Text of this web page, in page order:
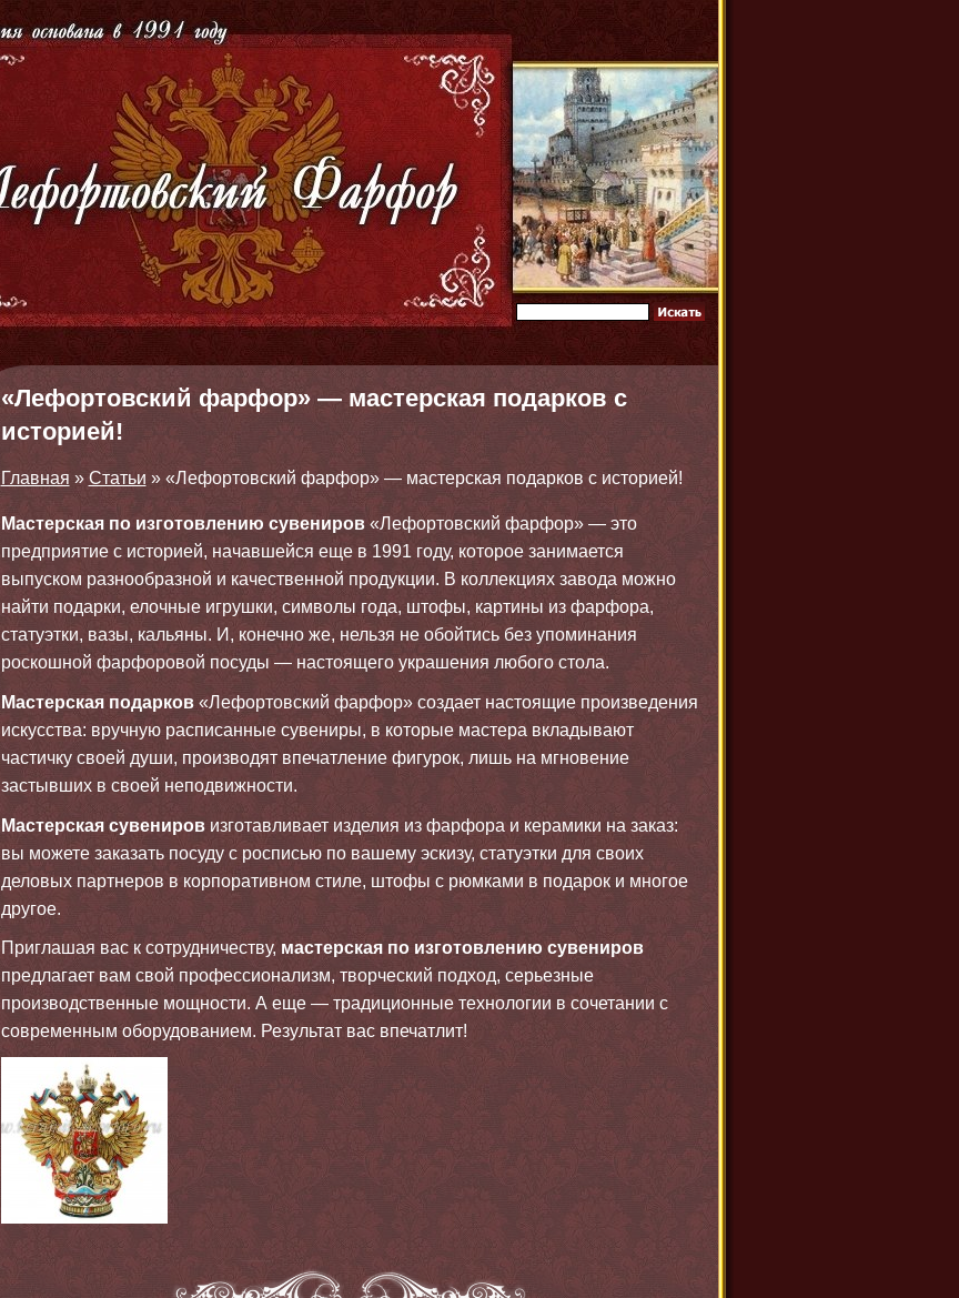
«Лефортовский фарфор» — мастерская подарков с
историей!
Главная » Статьи » «Лефортовский фарфор» — мастерская подарков с историей!
Мастерская по изготовлению сувениров«Лефортовский фарфор» — это
предприятие с историей, начавшейся еще в 1991 году, которое занимается
выпуском разнообразной и качественной продукции. В коллекциях завода можно
найти подарки, елочные игрушки, символы года, штофы, картины из фарфора,
статуэтки, вазы, кальяны. И, конечно же, нельзя не обойтись без упоминания
роскошной фарфоровой посуды — настоящего украшения любого стола.
Мастерская подарков«Лефортовский фарфор» создает настоящие произведения
искусства: вручную расписанные сувениры, в которые мастера вкладывают
частичку своей души, производят впечатление фигурок, лишь на мгновение
застывших в своей неподвижности.
Мастерская сувенировизготавливает изделия из фарфора и керамики на заказ:
вы можете заказать посуду с росписью по вашему эскизу, статуэтки для своих
деловых партнеров в корпоративном стиле, штофы с рюмками в подарок и многое
другое.
Приглашая вас к сотрудничеству, мастерская по изготовлению сувениров
предлагает вам свой профессионализм, творческий подход, серьезные
производственные мощности. А еще — традиционные технологии в сочетании с
современным оборудованием. Результат вас впечатлит!